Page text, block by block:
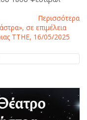
Περισσότερα
σε επιμέλεια
ΤΤΗΕ, 16/05/2025